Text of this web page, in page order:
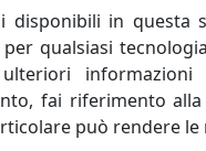
disponibili in questa
per qualsiasi
ulteriori
fai riferimento
può rendere